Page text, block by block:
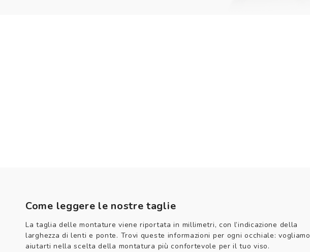
Come leggere le nostre taglie
La taglia delle montature viene riportata in millimetri, con l’indicazione della
larghezza di lenti e ponte. Trovi queste informazioni per ogni occhiale: vogliamo
aiutarti nella scelta della montatura più confortevole per il tuo viso.